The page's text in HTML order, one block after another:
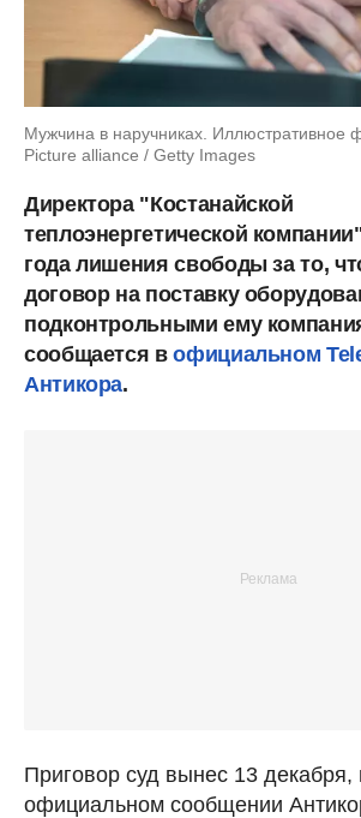
Мужчина в наручниках. Иллюстративное
Picture alliance / Getty Images
Директора "Костанайской
теплоэнергетической
года лишения свободы за то,
договор на поставку
подконтрольными ему
сообщается вофициальном
Антикора.
Приговор суд вынес 13 декабря,
официальном сообщении